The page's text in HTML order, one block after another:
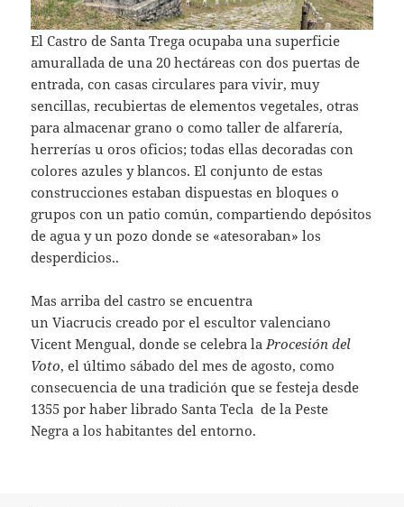
El Castro de Santa Trega ocupaba una superficie
amurallada de una 20 hectáreas con dos puertas de
entrada, con casas circulares para vivir, muy
sencillas, recubiertas de elementos vegetales, otras
para almacenar grano o como taller de alfarería,
herrerías u oros oficios; todas ellas decoradas con
colores azules y blancos. El conjunto de estas
construcciones estaban dispuestas en bloques o
grupos con un patio común, compartiendo depósitos
de agua y un pozo donde se «atesoraban» los
desperdicios..
Mas arriba del castro se encuentra
un Viacrucis creado por el escultor valenciano
Vicent Mengual, donde se celebra la Procesión del
Voto, el último sábado del mes de agosto, como
consecuencia de una tradición que se festeja desde
1355 por haber librado Santa Tecla de la Peste
Negra a los habitantes del entorno.